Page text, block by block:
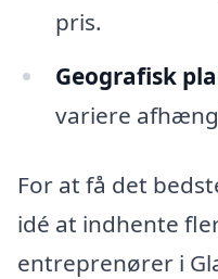
pris.
Geografisk
variere
For at få det
idé at indhente
entreprenører i